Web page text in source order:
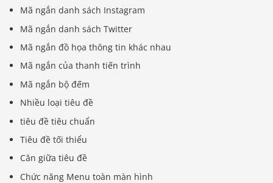
Mã ngắn danh sách Instagram
Mã ngắn danh sách Twitter
Mã ngắn đồ họa thông tin khác nhau
Mã ngắn của thanh tiến trình
Mã ngắn bộ đếm
Nhiều loại tiêu đề
tiêu đề tiêu chuẩn
Tiêu đề tối thiểu
Căn giữa tiêu đề
Chức năng Menu toàn màn hình